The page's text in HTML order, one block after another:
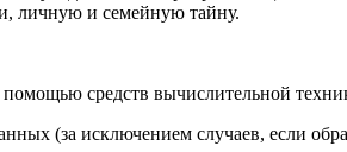
личную и семейную тайну.
средств вычислительной
(за исключением случаев, если